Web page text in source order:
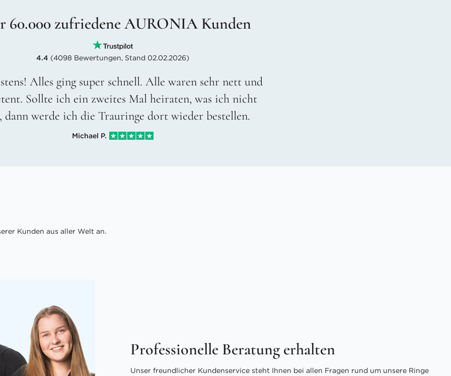
60.000 zufriedene AURONIA Kunden
4.4 (4098 Bewertungen, Stand 02.02.2026)
Alles ging super schnell. Alle waren sehr nett und
Sollte ich ein zweites Mal heiraten, was ich nicht
dann werde ich die Trauringe dort wieder bestellen.
Michael P.
Kunden aus aller Welt an.
Professionelle Beratung erhalten
Unser freundlicher Kundenservice steht Ihnen bei allen Fragen rund um unsere Ringe